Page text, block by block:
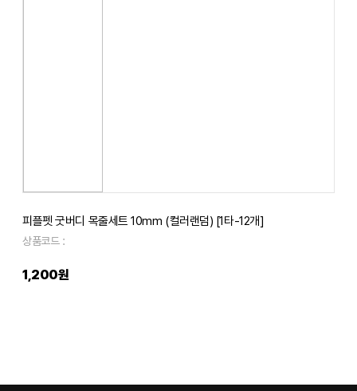
피플펫 굿버디 목줄세트 10mm (컬러랜덤) [1타-12개]
상품코드 :
1,200원